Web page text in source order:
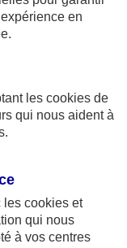
couvre
grave,
en
les cookies de
qui nous aident à
les cookies et
qui nous
à vos centres